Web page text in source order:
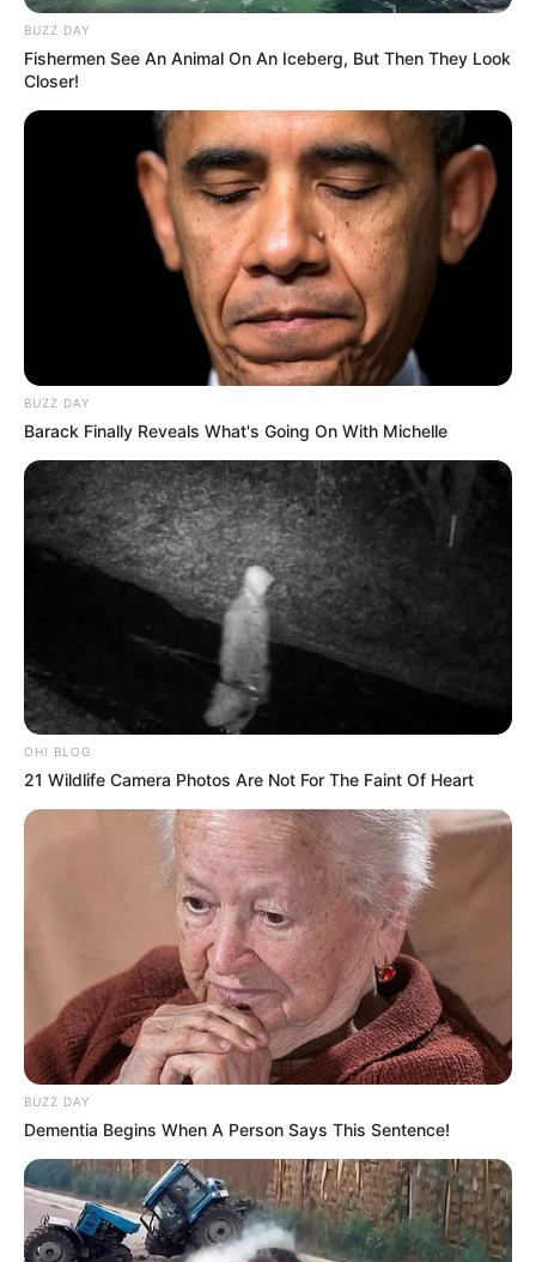
BUZZ DAY
Fishermen See An Animal On An Iceberg, But Then They Look
Closer!
BUZZ DAY
Barack Finally Reveals What's Going On With Michelle
OHI BLOG
21 Wildlife Camera Photos Are Not For The Faint Of Heart
BUZZ DAY
Dementia Begins When A Person Says This Sentence!